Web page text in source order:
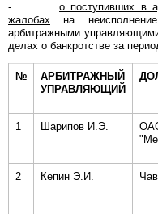
-о поступивших в
жалобах на
арбитражными
делах о банкротстве за
№
АРБИТРАЖНЫЙ
УПРАВЛЯЮЩИЙ
1 Шарипов И.Э.
2 Кепин Э.И.